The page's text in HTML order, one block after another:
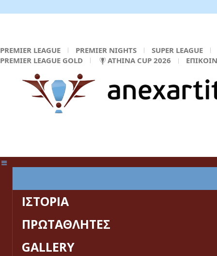
PREMIER LEAGUE PREMIER NIGHTS
SUPER LEAGUE
PREMIER LEAGUE GOLD
ATHINA CUP 2026
ΙΣΤΟΡΙΑ
ΠΡΩΤΑΘΛΗΤΕΣ
GALLERY